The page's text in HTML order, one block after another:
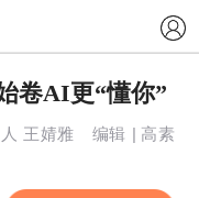
卷AI更“懂你”
王婧雅 编辑 | 高素